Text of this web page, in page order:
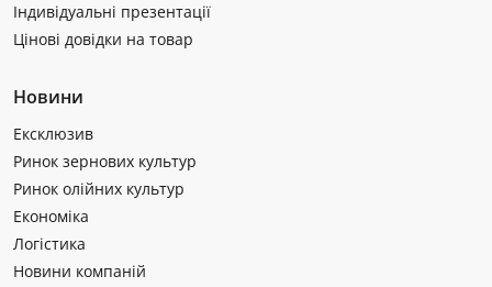
Індивідуальні презентації
Цінові довідки на товар
Новини
Ексклюзив
Ринок зернових культур
Ринок олійних культур
Економіка
Логістика
Новини компаній